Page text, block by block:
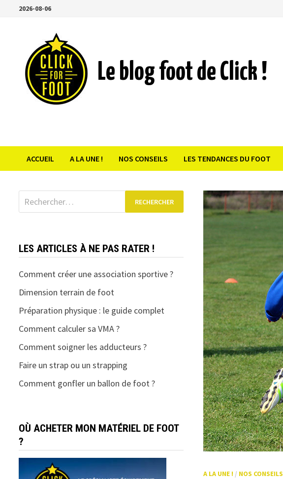
Passer2026-08-06
Le blog foot de Click !
ACCUEIL A LA UNE ! NOS CONSEILS LES TENDANCES DU FOOT
A LA UNE ! / NOS CONSEILS
Rechercher :
LES ARTICLES À NE PAS RATER !
Comment créer une association sportive ?
Dimension terrain de foot
Préparation physique : le guide complet
Comment calculer sa VMA ?
Comment soigner les adducteurs ?
Faire un strap ou un strapping
Comment gonfler un ballon de foot ?
OÙ ACHETER MON MATÉRIEL DE FOOT
?